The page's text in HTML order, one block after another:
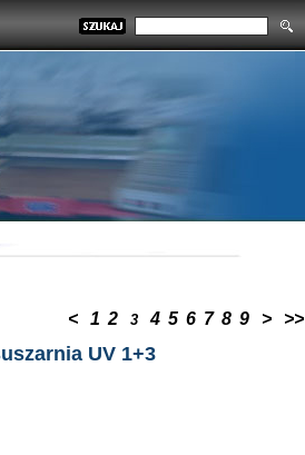
< 1 2 3 4 5 6 7 8 9 > >>
UV 1+3